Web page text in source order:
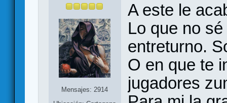
Mensajes: 2914
A este le
Lo que no
entreturno.
O en que te
jugadores